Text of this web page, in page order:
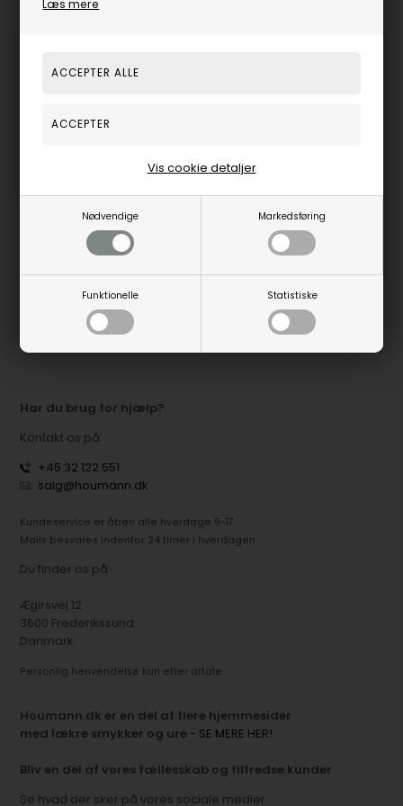
Læs mere
Nødvendige Markedsføring
Funktionelle Statistiske
Vis cookie detaljer
628,00
Har du brug for hjælp?
Kontakt os på:
+45 32 122 551
salg@houmann.dk
Kundeservice er åben alle hverdage 9-17.
Mails besvares indenfor 24 timer i hverdagen
Du finder os på:
Ægirsvej 12
3600 Frederikssund
Danmark
Personlig henvendelse kun efter aftale
Houmann.dk er en del af flere hjemmesider
med lækre smykker og ure - SE MERE HER!
Bliv en del af vores fællesskab og tilfredse kunder
Se hvad der sker på vores sociale medier